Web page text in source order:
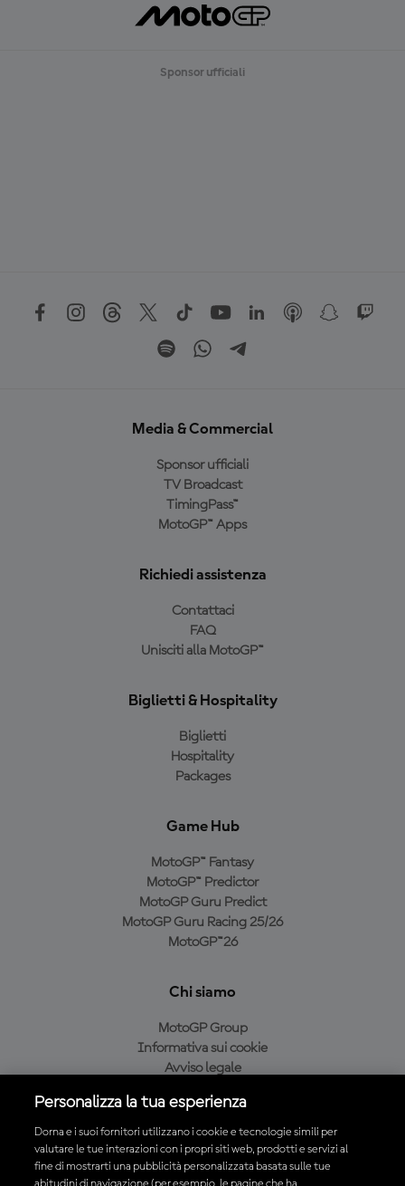
Sponsor ufficiali
Media & Commercial
Sponsor ufficiali
TV Broadcast
TimingPass™
MotoGP™ Apps
Richiedi assistenza
Contattaci
FAQ
Unisciti alla MotoGP™
Biglietti & Hospitality
Biglietti
Hospitality
Packages
Game Hub
MotoGP™ Fantasy
MotoGP™ Predictor
MotoGP Guru Predict
MotoGP Guru Racing 25/26
MotoGP™26
Chi siamo
MotoGP Group
Informativa sui cookie
Avviso legale
Condizioni di acquisto
Scarica l'app ufficiale MotoGP™
Personalizza la tua esperienza
Dorna e i suoi fornitori utilizzano i cookie e tecnologie simili per
valutare le tue interazioni con i propri siti web, prodotti e servizi al
fine di mostrarti una pubblicità personalizzata basata sulle tue